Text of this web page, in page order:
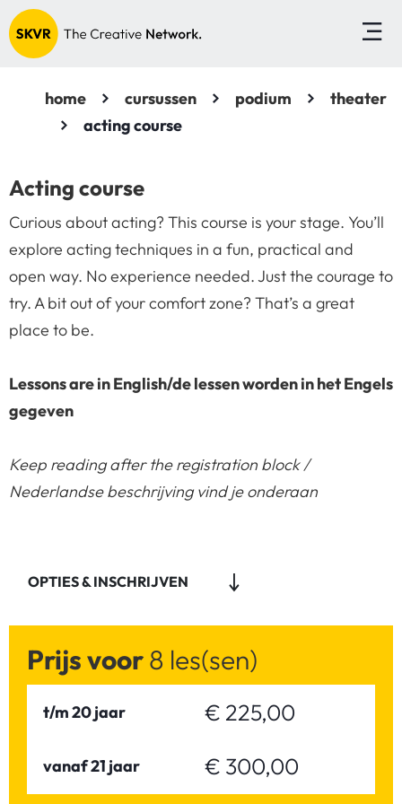
home cursussen podium
theater
acting course
Acting course
Curious about acting? This course is your stage. You’ll
explore acting techniques in a fun, practical and
open way. No experience needed. Just the courage to
try. A bit out of your comfort zone? That’s a great
place to be.
Lessons are in English/de lessen worden in het Engels
gegeven
Keep reading after the registration block /
Nederlandse beschrijving vind je onderaan
OPTIES & INSCHRIJVEN
Prijs voor8 les(sen)
t/m 20 jaar € 225,00
vanaf 21 jaar € 300,00